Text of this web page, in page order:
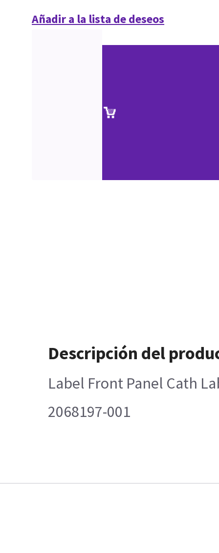
Añadir a la lista de deseos
Descripción del
Label Front Panel Cath
2068197-001